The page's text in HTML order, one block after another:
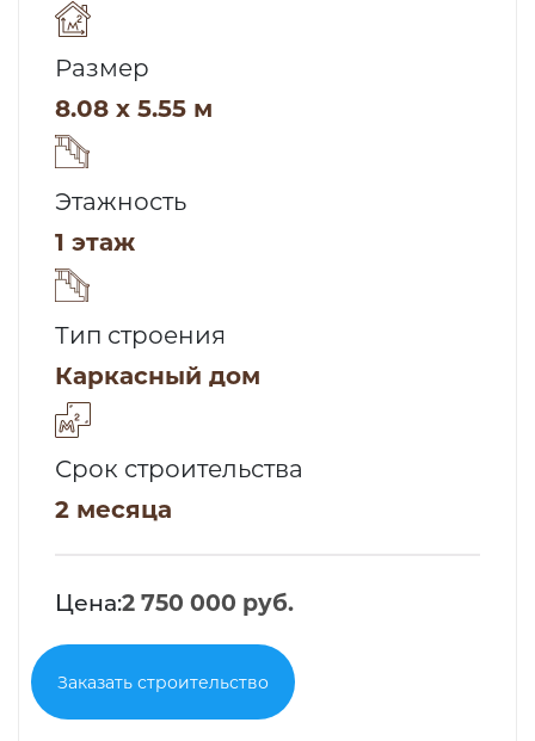
Размер
8.08 x 5.55 м
Этажность
1 этаж
Тип строения
Каркасный дом
Срок строительства
2 месяца
Цена:2 750 000 руб.
Заказать строительство